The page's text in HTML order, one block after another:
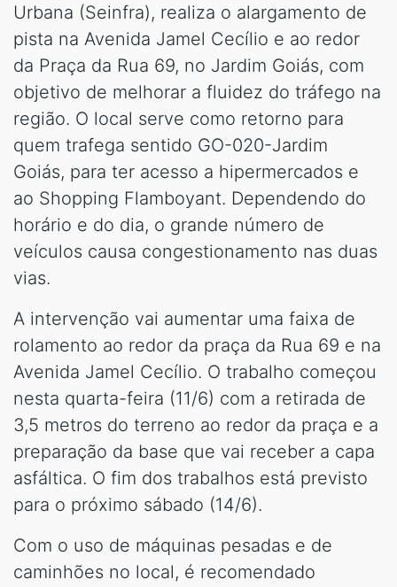
Urbana (Seinfra), realiza o alargamento de
pista na Avenida Jamel Cecílio e ao redor
da Praça da Rua 69, no Jardim Goiás, com
objetivo de melhorar a fluidez do tráfego na
região. O local serve como retorno para
quem trafega sentido GO-020-Jardim
Goiás, para ter acesso a hipermercados e
ao Shopping Flamboyant. Dependendo do
horário e do dia, o grande número de
veículos causa congestionamento nas duas
vias.
A intervenção vai aumentar uma faixa de
rolamento ao redor da praça da Rua 69 e na
Avenida Jamel Cecílio. O trabalho começou
nesta quarta-feira (11/6) com a retirada de
3,5 metros do terreno ao redor da praça e a
preparação da base que vai receber a capa
asfáltica. O fim dos trabalhos está previsto
para o próximo sábado (14/6).
Com o uso de máquinas pesadas e de
caminhões no local, é recomendado